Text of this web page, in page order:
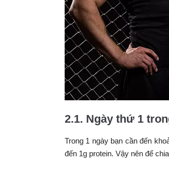
2.1. Ngày thứ 1
Trong 1 ngày bạn cần đến
đến 1g protein. Vậy nên để